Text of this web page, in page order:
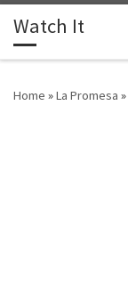
Skip to content
Watch It
Home »La Promesa »